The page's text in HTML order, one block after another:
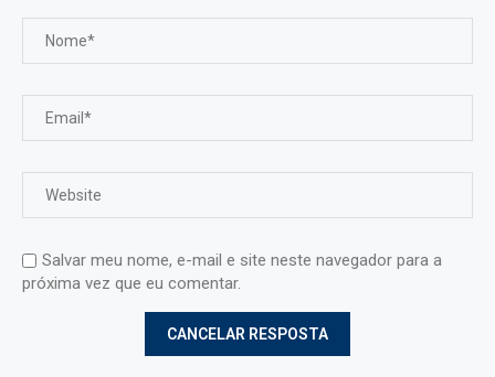
Salvar meu nome, e-mail e site neste navegador para a
próxima vez que eu comentar.